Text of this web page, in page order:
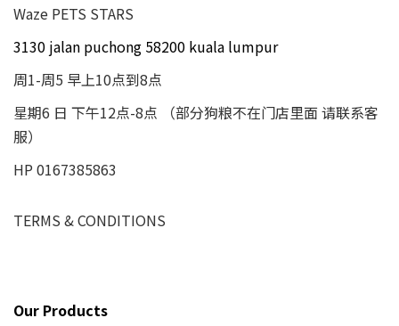
Waze PETS STARS
3130 jalan puchong 58200 kuala lumpur
周1-周5 早上10点到8点
星期6 日 下午12点-8点 （部分狗粮不在门店里面 请联系客
服）
HP 0167385863
TERMS & CONDITIONS
Our Products